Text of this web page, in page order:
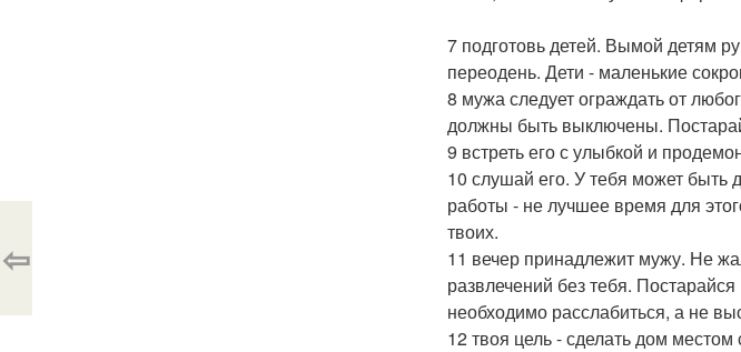
7 подготовь детей. Вымой детям
переодень. Дети - маленькие
8 мужа следует ограждать от
должны быть выключены.
9 встреть его с улыбкой и
10 слушай его. У тебя может
работы - не лучшее время для
твоих.
11 вечер принадлежит мужу. Не
развлечений без тебя.
необходимо расслабиться, а не
12 твоя цель - сделать дом
⇦